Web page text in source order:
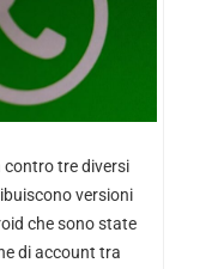
tre diversi
versioni
che sono state
di account tra